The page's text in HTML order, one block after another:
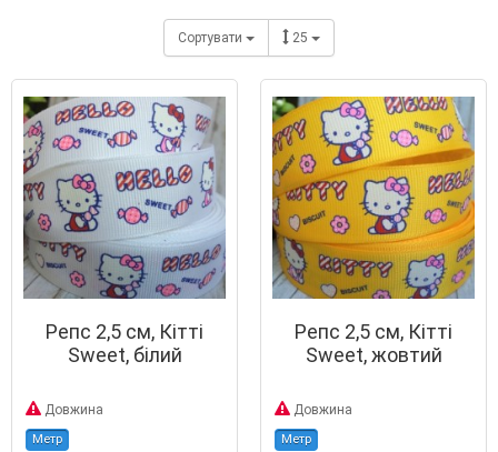
Сортувати 25
Репс 2,5 см, Кітті
Sweet, білий
Довжина
Метр
Репс 2,5 см, Кітті
Sweet, жовтий
Довжина
Метр